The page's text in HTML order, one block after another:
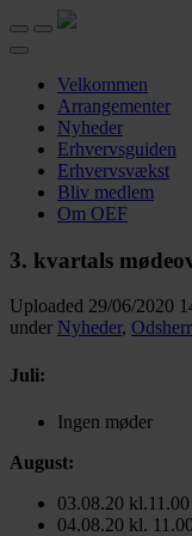
Velkommen
Arrangementer
Nyheder
Erhvervsguiden
Erhvervsvækst
Bliv medlem
Om OEF
3. kvartals
Uploaded 29/06/2020
under Nyheder,
Juli:
Ingen møder
August:
03.08.20
04.08.20 kl.